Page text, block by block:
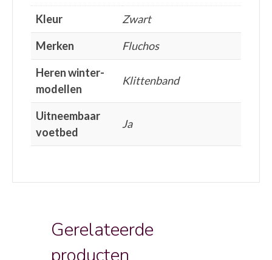
Kleur
Zwart
Merken
Fluchos
Heren winter-
modellen
Klittenband
Uitneembaar
voetbed
Ja
Gerelateerde